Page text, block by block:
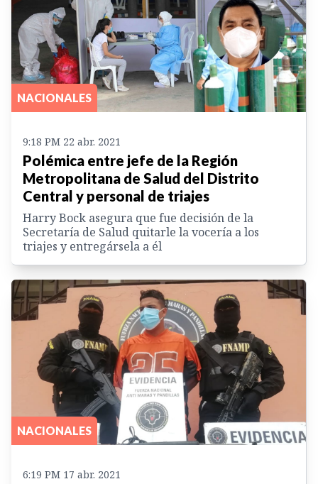
NACIONALES
9:18 PM 22 abr. 2021
Polémica entre jefe de la Región
Metropolitana de Salud del Distrito
Central y personal de triajes
Harry Bock asegura que fue decisión de la
Secretaría de Salud quitarle la vocería a los
triajes y entregársela a él
NACIONALES
6:19 PM 17 abr. 2021